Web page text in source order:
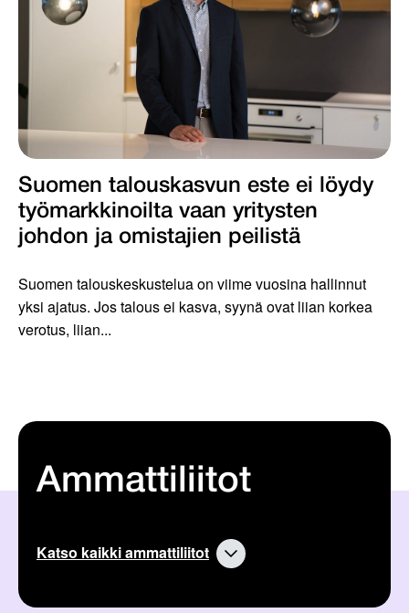
Suomen talouskasvun este ei löydy
työmarkkinoilta vaan yritysten
johdon ja omistajien peilistä
Suomen talouskeskustelua on viime vuosina hallinnut
yksi ajatus. Jos talous ei kasva, syynä ovat liian korkea
verotus, liian...
Ammattiliitot
Katso kaikki ammattiliitot